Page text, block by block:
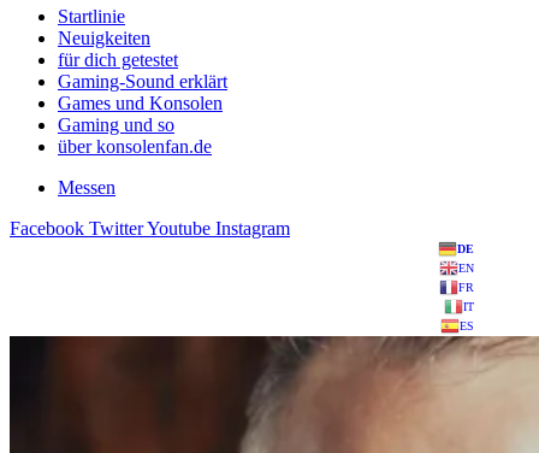
Startlinie
Neuigkeiten
für dich getestet
Gaming-Sound erklärt
Games und Konsolen
Gaming und so
über konsolenfan.de
Messen
Facebook TwitterYoutube Instagram
DE
EN
FR
IT
ES